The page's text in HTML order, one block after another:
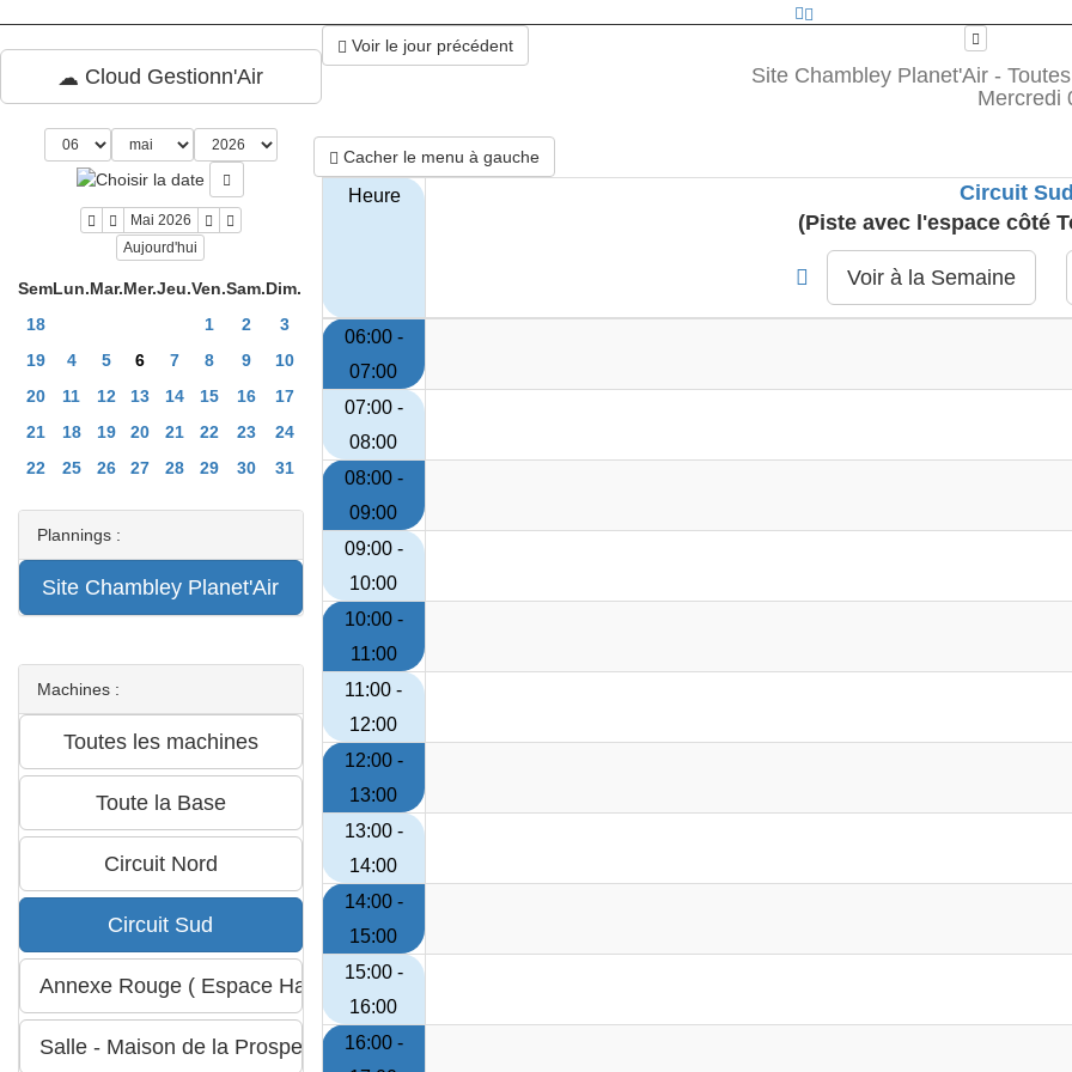
Cloud Gestionn'Air
Mai 2026
Aujourd'hui
SemLun.Mar.Mer.Jeu.Ven.Sam.Dim.
18
1 2
3
19
4 5 6 7 8 9
10
20
11 12 13 14 15 16
17
21
18 19 20 21 22 23
24
22
25 26 27 28 29 30 31
Plannings :
Machines :
Heure
Circuit
(Piste avec l'espace côté
Voir le jour précédent
Cacher le menu à gauche
Site Chambley Planet'Air -
Mercredi
06:00 -
07:00
07:00 -
08:00
08:00 -
09:00
09:00 -
10:00
10:00 -
11:00
11:00 -
12:00
12:00 -
13:00
13:00 -
14:00
14:00 -
15:00
15:00 -
16:00
16:00 -